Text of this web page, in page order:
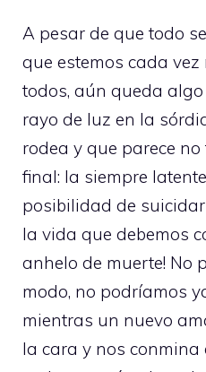
A pesar de que todo
que estemos cada
todos, aún queda
rayo de luz en la
rodea y que parece
final: la siempre
posibilidad de
la vida que debemos
anhelo de muerte! No
modo, no podríamos
mientras un nuevo
la cara y nos conmina